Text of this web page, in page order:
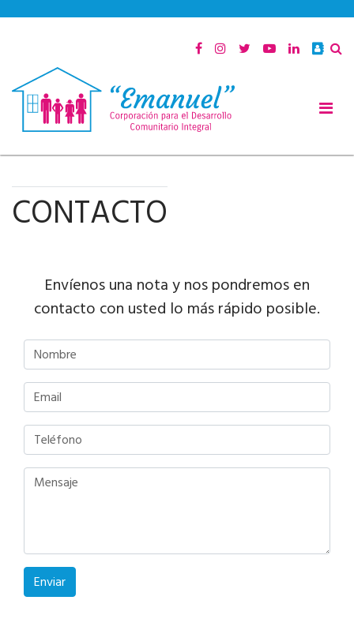
CONTACTO
Envíenos una nota y nos pondremos en
contacto con usted lo más rápido posible.
Enviar